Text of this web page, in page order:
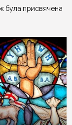
була присвячена